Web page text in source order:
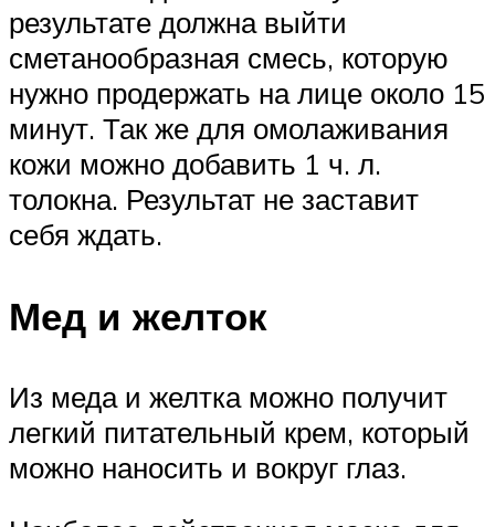
результате должна выйти
сметанообразная смесь, которую
нужно продержать на лице около 15
минут. Так же для омолаживания
кожи можно добавить 1 ч. л.
толокна. Результат не заставит
себя ждать.
Мед и желток
Из меда и желтка можно получит
легкий питательный крем, который
можно наносить и вокруг глаз.